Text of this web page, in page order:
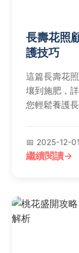
長壽花照
護技巧
這篇長壽花
壤到施肥，
您輕鬆養護
📅 2025-12-01
繼續閱讀